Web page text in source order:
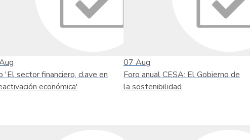
'El sector financiero, clave en
económica'
07 Aug
Foro anual CESA: El Gobierno de
la sostenibilidad